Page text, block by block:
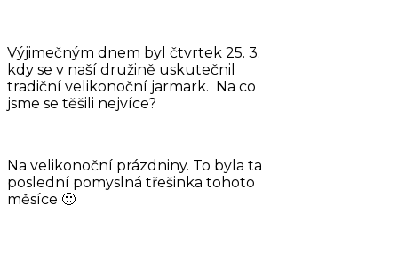
Výjimečným dnem byl čtvrtek 25. 3.
kdy se v naší družině uskutečnil
tradiční velikonoční jarmark. Na co
jsme se těšili nejvíce?
Na velikonoční prázdniny. To byla ta
poslední pomyslná třešinka tohoto
měsíce 🙂